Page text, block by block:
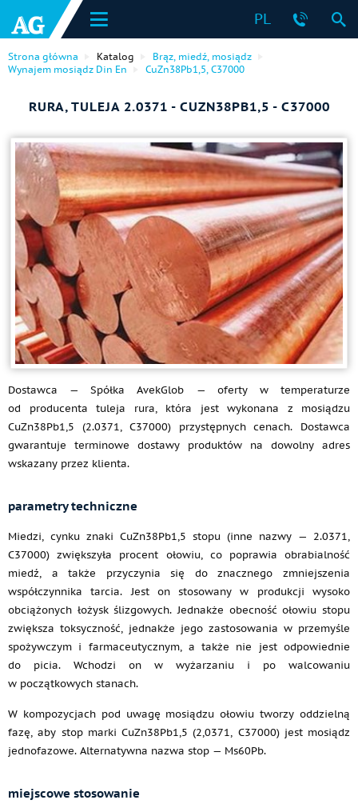
PL
Strona główna Katalog
Brąz, miedź, mosiądz
Wynajem mosiądz Din En
CuZn38Pb1,5, C37000
RURA, TULEJA 2.0371 - CUZN38PB1,5 - C37000
Dostawca — Spółka AvekGlob — oferty w temperaturze
od producenta tuleja rura, która jest wykonana z mosiądzu
CuZn38Pb1,5 (2.0371, C37000) przystępnych cenach. Dostawca
gwarantuje terminowe dostawy produktów na dowolny adres
wskazany przez klienta.
parametry techniczne
Miedzi, cynku znaki CuZn38Pb1,5 stopu (inne nazwy — 2.0371,
C37000) zwiększyła procent ołowiu, co poprawia obrabialność
miedź, a także przyczynia się do znacznego zmniejszenia
współczynnika tarcia. Jest on stosowany w produkcji wysoko
obciążonych łożysk ślizgowych. Jednakże obecność ołowiu stopu
zwiększa toksyczność, jednakże jego zastosowania w przemyśle
spożywczym i farmaceutycznym, a także nie jest odpowiednie
do picia. Wchodzi on w wyżarzaniu i po walcowaniu
w początkowych stanach.
W kompozycjach pod uwagę mosiądzu ołowiu tworzy oddzielną
fazę, aby stop marki CuZn38Pb1,5 (2,0371, C37000) jest mosiądz
jednofazowe. Alternatywna nazwa stop — Ms60Pb.
miejscowe stosowanie